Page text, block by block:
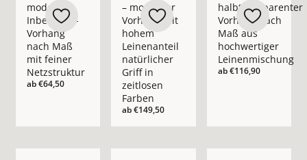
moderner
Inbetween-
Vorhang
nach Maß
mit feiner
Netzstruktur
ab€64,50
– moderner
Vorhang mit
hohem
Leinenanteil
natürlicher
Griff in
zeitlosen
Farben
ab€149,50
halbtransparenter
Vorhang nach
Maß aus
hochwertiger
Leinenmischung
ab€116,90